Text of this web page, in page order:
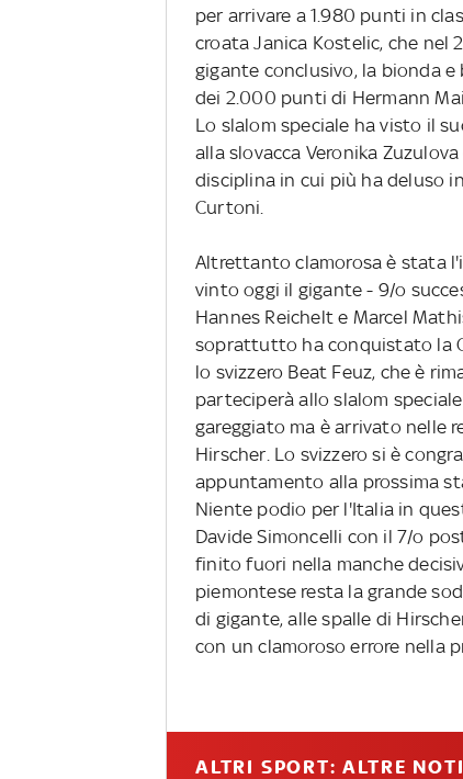
per arrivare a 1.980 punti in
croata Janica Kostelic, che nel
gigante conclusivo, la bionda
dei 2.000 punti di Hermann
Lo slalom speciale ha visto il
alla slovacca Veronika
disciplina in cui più ha deluso
Curtoni.
Altrettanto clamorosa è stata
vinto oggi il gigante - 9/o
Hannes Reichelt e Marcel
soprattutto ha conquistato la
lo svizzero Beat Feuz, che è
parteciperà allo slalom
gareggiato ma è arrivato nelle
Hirscher. Lo svizzero si è
appuntamento alla prossima
Niente podio per l'Italia in
Davide Simoncelli con il 7/o
finito fuori nella manche
piemontese resta la grande
di gigante, alle spalle di
con un clamoroso errore nella
ALTRI SPORT: ALTRE